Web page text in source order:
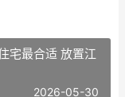
宅最合适 放置江
2026-05-30